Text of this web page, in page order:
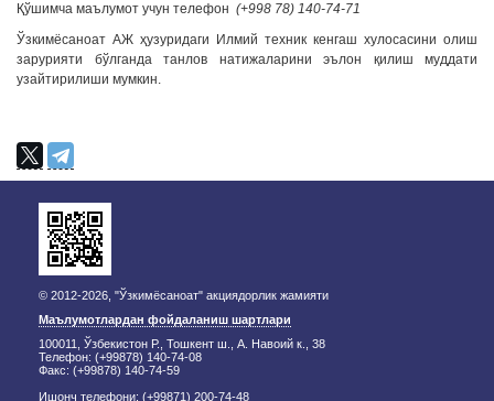
Қўшимча маълумот учун телефон (+998 78) 140-74-71
Ўзкимёсаноат АЖ ҳузуридаги Илмий техник кенгаш хулосасини олиш
зарурияти бўлганда танлов натижаларини эълон қилиш муддати
узайтирилиши мумкин.
© 2012-2026, "Ўзкимёсаноат" акциядорлик жамияти
Маълумотлардан фойдаланиш шартлари
100011, Ўзбекистон Р., Тошкент ш., А. Навоий к., 38
Телефон: (+99878) 140-74-08
Факс: (+99878) 140-74-59
Ишонч телефони: (+99871) 200-74-48